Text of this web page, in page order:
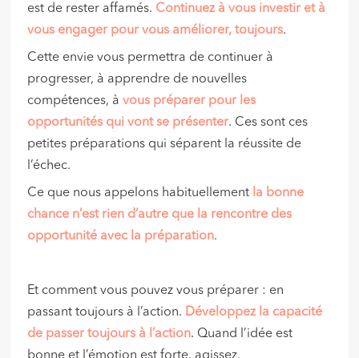
est de rester affamés. Continuez à vous investir et à
vous engager pour vous améliorer, toujours.
Cette envie vous permettra de continuer à
progresser, à apprendre de nouvelles
compétences, àvous préparer pour les
opportunités qui vont se présenter. Ces sont ces
petites préparations qui séparent la réussite de
l’échec.
Ce que nous appelons habituellement la bonne
chance n’est rien d’autre que la rencontre des
opportunité avec la préparation.
Et comment vous pouvez vous préparer : en
passant toujours à l’action. Développez la capacité
de passer toujours à l’action. Quand l’idée est